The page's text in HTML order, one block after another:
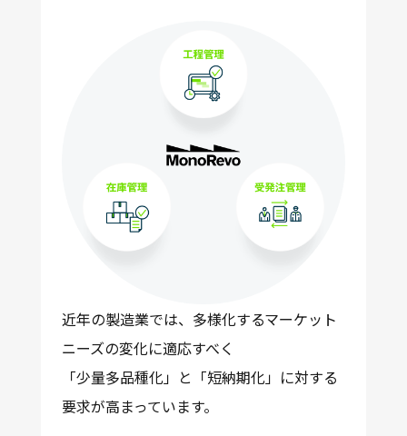
近年の製造業では、多様化するマーケット
ニーズの変化に適応すべく
「少量多品種化」と「短納期化」 に対する
要求が高まっています。